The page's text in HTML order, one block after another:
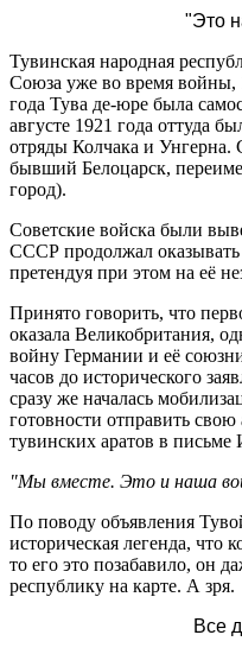
"Это
Тувинская народная
Союза уже во время войны,
года Тува де-юре была
августе 1921 года оттуда
отряды Колчака и Унгерна.
бывший Белоцарск,
город).
Советские войска были
СССР продолжал
претендуя при этом на её
Принято говорить, что
оказала Великобритания,
войну Германии и её
часов до исторического
сразу же началась
готовности отправить
тувинских аратов в
"Мы вместе. Это и наша
По поводу объявления
историческая легенда, что
то его это позабавило, он
республику на карте. А зря.
Все